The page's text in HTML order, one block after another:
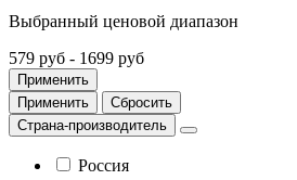
Выбранный ценовой диапазон
579 руб - 1699 руб
Применить
Применить
Сбросить
Страна-производитель
Россия